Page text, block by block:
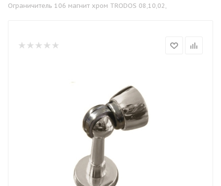
Ограничитель 106 магнит хром TRODOS 08,10,02,